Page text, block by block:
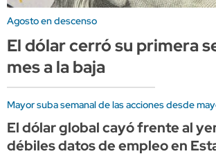
Agosto en descenso
El dólar cerró su primera
mes a la baja
Mayor suba semanal de las acciones desde
El dólar global cayó frente al
débiles datos de empleo en